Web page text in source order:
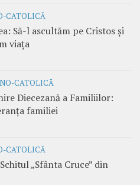
CATOLICĂ
Să-l ascultăm pe Cristos și
viața
CATOLICĂ
Diecezană a Familiilor:
familiei
CATOLICĂ
„Sfânta Cruce” din